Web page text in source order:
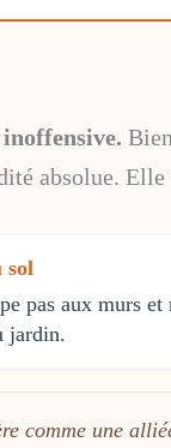
absolue.
sol
pas aux murs et
jardin.
comme une